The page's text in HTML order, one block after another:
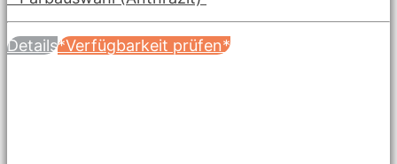
Details*Verfügbarkeit prüfen*